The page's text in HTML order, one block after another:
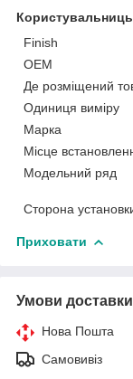
Finish
OEM
Де розміщений
Одиниця виміру
Марка
Місце
Модельний ряд
Сторона
Приховати
Умови доставки
Нова Пошта
Самовивіз